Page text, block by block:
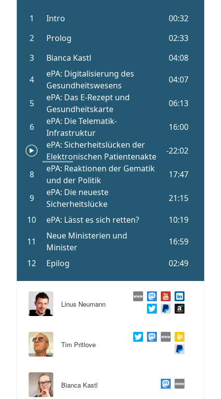
Linus Neumann
Tim Pritlove
Bianca Kastl